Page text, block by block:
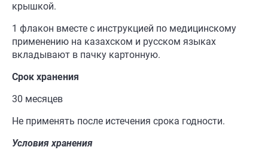
крышкой.
1 флакон вместе с инструкцией по медицинскому
применению на казахском и русском языках
вкладывают в пачку картонную.
Срок хранения
30 месяцев
Не применять после истечения срока годности.
Условия хранения